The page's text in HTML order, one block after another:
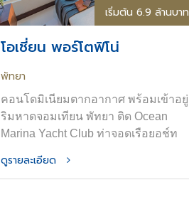
เริ่มต้น 6.9 ล้านบาท
โอเชี่ยน พอร์โตฟิโน่
พัทยา
คอนโดมิเนียมตากอากาศ พร้อมเข้าอยู่
ริมหาดจอมเทียน พัทยา ติด Ocean
Marina Yacht Club ท่าจอดเรือยอช์ท
ดูรายละเอียด